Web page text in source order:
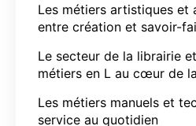
Les métiers artistiques et
entre création et savoir-
Le secteur de la librairie
métiers en L au cœur de
Les métiers manuels et
service au quotidien